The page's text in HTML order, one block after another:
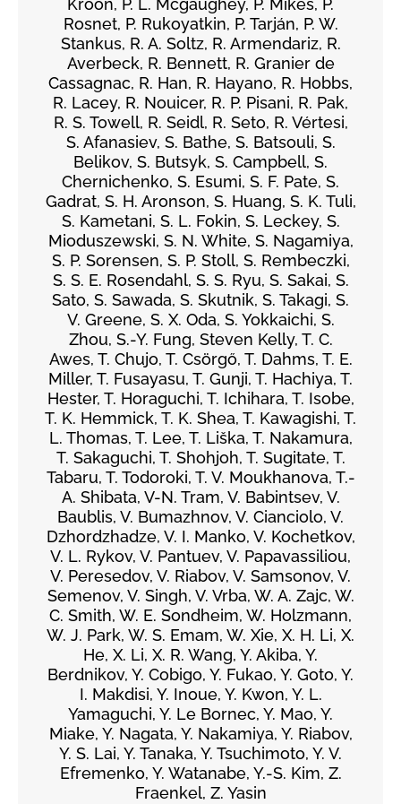
Kroon, P. L. Mcgaughey, P. Mikeš, P.
Rosnet, P. Rukoyatkin, P. Tarján, P. W.
Stankus, R. A. Soltz, R. Armendariz, R.
Averbeck, R. Bennett, R. Granier de
Cassagnac, R. Han, R. Hayano, R. Hobbs,
R. Lacey, R. Nouicer, R. P. Pisani, R. Pak,
R. S. Towell, R. Seidl, R. Seto, R. Vértesi,
S. Afanasiev, S. Bathe, S. Batsouli, S.
Belikov, S. Butsyk, S. Campbell, S.
Chernichenko, S. Esumi, S. F. Pate, S.
Gadrat, S. H. Aronson, S. Huang, S. K. Tuli,
S. Kametani, S. L. Fokin, S. Leckey, S.
Mioduszewski, S. N. White, S. Nagamiya,
S. P. Sorensen, S. P. Stoll, S. Rembeczki,
S. S. E. Rosendahl, S. S. Ryu, S. Sakai, S.
Sato, S. Sawada, S. Skutnik, S. Takagi, S.
V. Greene, S. X. Oda, S. Yokkaichi, S.
Zhou, S.-Y. Fung, Steven Kelly, T. C.
Awes, T. Chujo, T. Csörgő, T. Dahms, T. E.
Miller, T. Fusayasu, T. Gunji, T. Hachiya, T.
Hester, T. Horaguchi, T. Ichihara, T. Isobe,
T. K. Hemmick, T. K. Shea, T. Kawagishi, T.
L. Thomas, T. Lee, T. Liška, T. Nakamura,
T. Sakaguchi, T. Shohjoh, T. Sugitate, T.
Tabaru, T. Todoroki, T. V. Moukhanova, T.-
A. Shibata, V-N. Tram, V. Babintsev, V.
Baublis, V. Bumazhnov, V. Cianciolo, V.
Dzhordzhadze, V. I. Manko, V. Kochetkov,
V. L. Rykov, V. Pantuev, V. Papavassiliou,
V. Peresedov, V. Riabov, V. Samsonov, V.
Semenov, V. Singh, V. Vrba, W. A. Zajc, W.
C. Smith, W. E. Sondheim, W. Holzmann,
W. J. Park, W. S. Emam, W. Xie, X. H. Li, X.
He, X. Li, X. R. Wang, Y. Akiba, Y.
Berdnikov, Y. Cobigo, Y. Fukao, Y. Goto, Y.
I. Makdisi, Y. Inoue, Y. Kwon, Y. L.
Yamaguchi, Y. Le Bornec, Y. Mao, Y.
Miake, Y. Nagata, Y. Nakamiya, Y. Riabov,
Y. S. Lai, Y. Tanaka, Y. Tsuchimoto, Y. V.
Efremenko, Y. Watanabe, Y.-S. Kim, Z.
Fraenkel, Z. Yasin